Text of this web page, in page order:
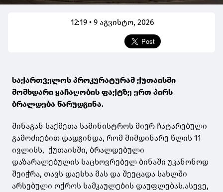
12:19 • 9 აგვისტო, 2026
საქართველოს პროკურატურამ ქუთაისში
მომხდარი ყაჩაღობის ფაქტზე ერთ პირს
ბრალდება წარუდგინა.
შინაგან საქმეთა სამინისტროს მიერ ჩატარებული
გამოძიებით დადგინდა, რომ მიმდინარე წლის 11
ივლისს, ქუთაისში, ბრალდებული
დაზარალებულის საცხოვრებელ ბინაში უკანონოდ
შეიჭრა, თავს დაესხა მას და შეეცადა სახლში
არსებული ოქროს სამკაულების დაუფლებას.ასევე,